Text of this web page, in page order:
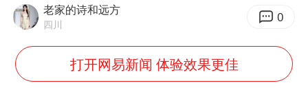
国乒男单横滨冠军赛全军覆没
38岁演员求职万岁山NPC成功
老家的诗和远方
四川 0
打开网易新闻 体验效果更佳